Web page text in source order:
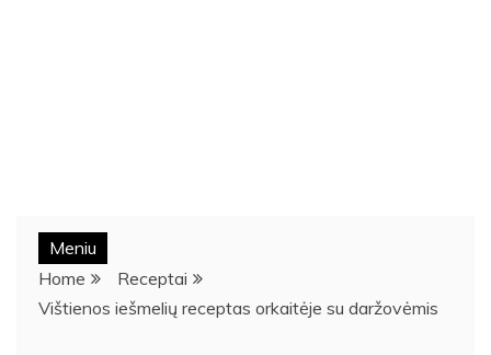
Meniu
Home
Receptai
Vištienos iešmelių receptas orkaitėje su daržovėmis